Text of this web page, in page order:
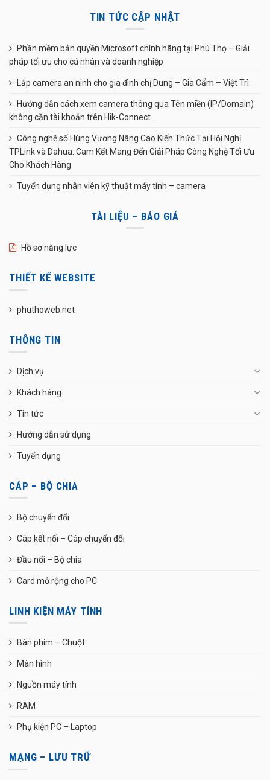
TIN TỨC CẬP NHẬT
Phần mềm bản quyền Microsoft chính hãng tại Phú Thọ – Giải
pháp tối ưu cho cá nhân và doanh nghiệp
Lắp camera an ninh cho gia đình chị Dung – Gia Cẩm – Việt Trì
Hướng dẫn cách xem camera thông qua Tên miền (IP/Domain)
không cần tài khoản trên Hik-Connect
Công nghệ số Hùng Vương Nâng Cao Kiến Thức Tại Hội Nghị
TPLink và Dahua: Cam Kết Mang Đến Giải Pháp Công Nghệ Tối Ưu
Cho Khách Hàng
Tuyển dụng nhân viên kỹ thuật máy tính – camera
TÀI LIỆU – BÁO GIÁ
Hồ sơ năng lực
THIẾT KẾ WEBSITE
phuthoweb.net
THÔNG TIN
Dịch vụ
Khách hàng
Tin tức
Hướng dẫn sử dụng
Tuyển dụng
CÁP – BỘ CHIA
Bộ chuyển đổi
Cáp kết nối – Cáp chuyển đổi
Đầu nối – Bộ chia
Card mở rộng cho PC
LINH KIỆN MÁY TÍNH
Bàn phím – Chuột
Màn hình
Nguồn máy tính
RAM
Phụ kiện PC – Laptop
MẠNG – LƯU TRỮ